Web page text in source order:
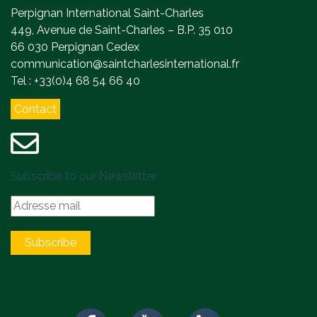
Perpignan International Saint-Charles
449, Avenue de Saint-Charles – B.P. 35 010
66 030 Perpignan Cedex
communication@saintcharlesinternational.fr
Tel : +33(0)4 68 54 66 40
Contact
Subscribe to our Newsletter
Subscribe